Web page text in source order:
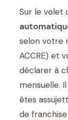
Sur le volet
selon votre
ACCRE) et
déclarer à
mensuelle.
êtes
de